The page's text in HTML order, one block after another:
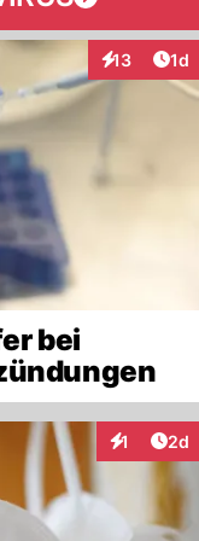
13 1d
bei
1 2d